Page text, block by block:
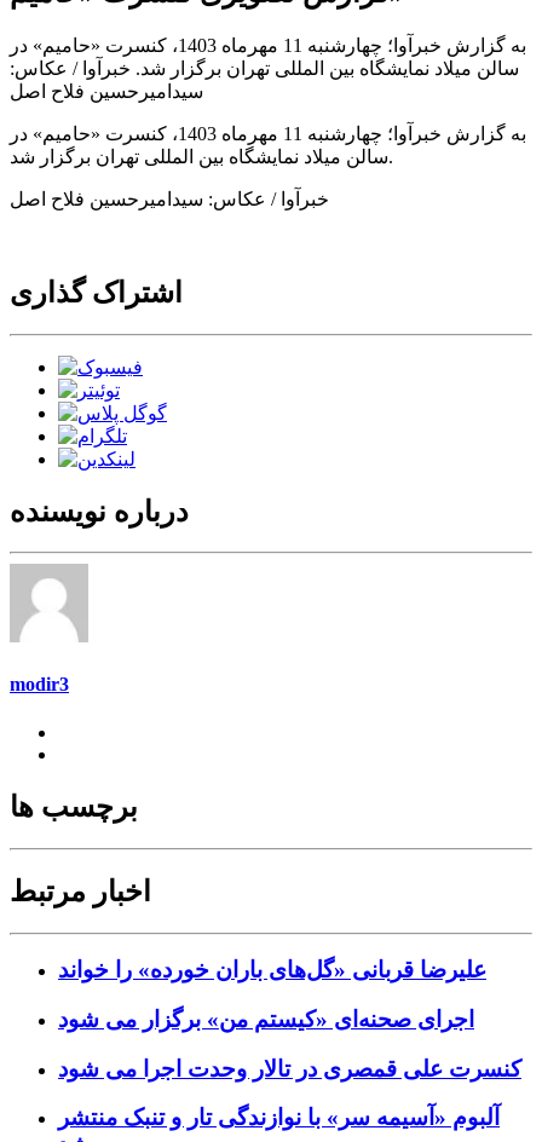
به گزارش خبرآوا؛ چهارشنبه 11 مهرماه 1403، کنسرت «حامیم» در
سالن میلاد نمایشگاه بین المللی تهران برگزار شد. خبرآوا / عکاس:
سیدامیرحسین فلاح اصل
به گزارش خبرآوا؛ چهارشنبه 11 مهرماه 1403، کنسرت «حامیم» در
سالن میلاد نمایشگاه بین المللی تهران برگزار شد.
خبرآوا / عکاس: سیدامیرحسین فلاح اصل
اشتراک گذاری
درباره نویسنده
modir3
برچسب ها
اخبار مرتبط
علیرضا قربانی «گل‌های باران خورده» را خواند
اجرای صحنه‌ای «کیستم من» برگزار می شود
کنسرت علی قمصری در تالار وحدت اجرا می شود
آلبوم «آسیمه سر» با نوازندگی تار و تنبک منتشر